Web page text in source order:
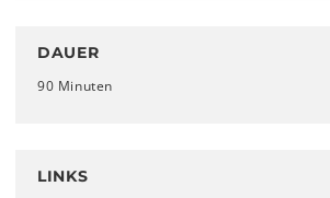
DAUER
90 Minuten
LINKS